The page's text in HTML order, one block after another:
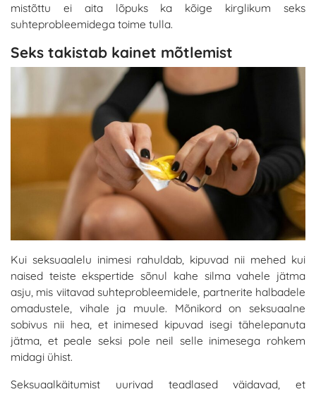
mistõttu ei aita lõpuks ka kõige kirglikum seks
suhteprobleemidega toime tulla.
Seks takistab kainet mõtlemist
Kui seksuaalelu inimesi rahuldab, kipuvad nii mehed kui
naised teiste ekspertide sõnul kahe silma vahele jätma
asju, mis viitavad suhteprobleemidele, partnerite halbadele
omadustele, vihale ja muule. Mõnikord on seksuaalne
sobivus nii hea, et inimesed kipuvad isegi tähelepanuta
jätma, et peale seksi pole neil selle inimesega rohkem
midagi ühist.
Seksuaalkäitumist uurivad teadlased väidavad, et